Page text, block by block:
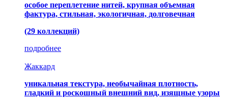
особое переплетение нитей, крупная объемная
фактура, стильная, экологичная, долговечная
(29 коллекций)
подробнее
Жаккард
уникальная текстура, необычайная плотность,
гладкий и роскошный внешний вид, изящные узоры